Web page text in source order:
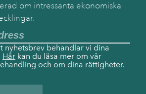
om intressanta ekonomiska
nyhetsbrev behandlar vi dina
Här kan du läsa mer om vår
och om dina rättigheter.